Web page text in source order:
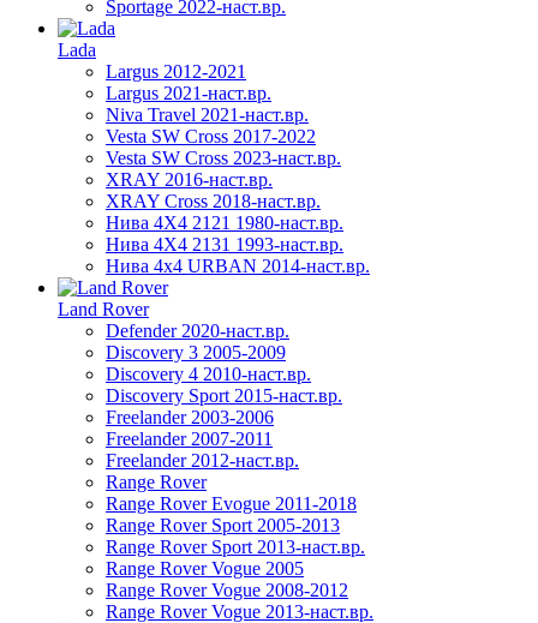
Sportage 2022-наст.вр.
Lada
Largus 2012-2021
Largus 2021-наст.вр.
Niva Travel 2021-наст.вр.
Vesta SW Cross 2017-2022
Vesta SW Cross 2023-наст.вр.
XRAY 2016-наст.вр.
XRAY Cross 2018-наст.вр.
Нива 4X4 2121 1980-наст.вр.
Нива 4X4 2131 1993-наст.вр.
Нива 4х4 URBAN 2014-наст.вр.
Land Rover
Defender 2020-наст.вр.
Discovery 3 2005-2009
Discovery 4 2010-наст.вр.
Discovery Sport 2015-наст.вр.
Freelander 2003-2006
Freelander 2007-2011
Freelander 2012-наст.вр.
Range Rover
Range Rover Evogue 2011-2018
Range Rover Sport 2005-2013
Range Rover Sport 2013-наст.вр.
Range Rover Vogue 2005
Range Rover Vogue 2008-2012
Range Rover Vogue 2013-наст.вр.